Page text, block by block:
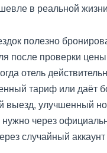
в реальной
полезно
после проверки
отель
тариф или даёт
выезд, улучшенный
нужно через
случайный